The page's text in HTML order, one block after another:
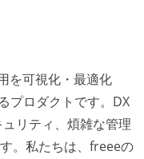
を可視化・最適化
プロダクトです。DX
リティ、煩雑な管理
。私たちは、freeeの